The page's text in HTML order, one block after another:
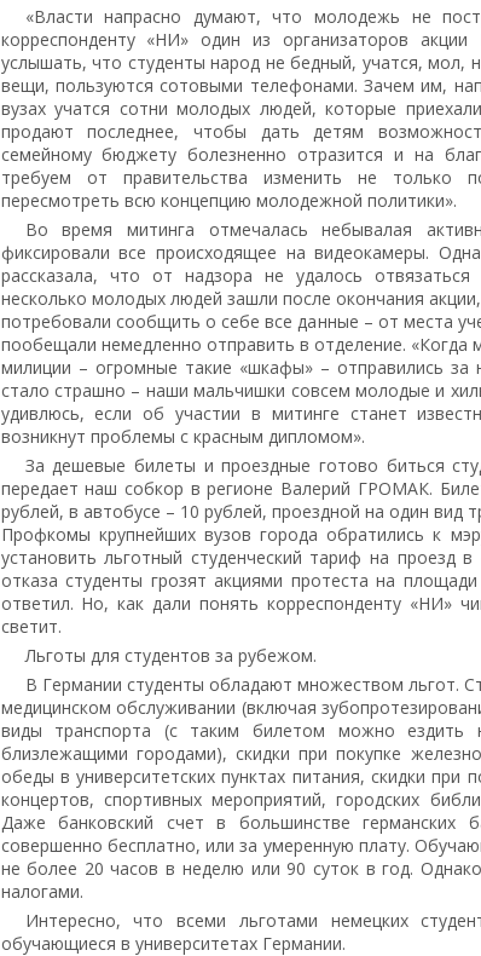
«Власти напрасно думают, что молодежь не
корреспонденту «НИ» один из организаторов
услышать, что студенты народ не бедный, учатся, мол,
вещи, пользуются сотовыми телефонами. Зачем им,
вузах учатся сотни молодых людей, которые
продают последнее, чтобы дать детям
семейному бюджету болезненно отразится и на
требуем от правительства изменить не только
пересмотреть всю концепцию молодежной политики».
Во время митинга отмечалась небывалая
фиксировали все происходящее на видеокамеры.
рассказала, что от надзора не удалось
несколько молодых людей зашли после окончания
потребовали сообщить о себе все данные – от места
пообещали немедленно отправить в отделение.
милиции – огромные такие «шкафы» – отправились
стало страшно – наши мальчишки совсем молодые и
удивлюсь, если об участии в митинге станет
возникнут проблемы с красным дипломом».
За дешевые билеты и проездные готово биться
передает наш собкор в регионе Валерий ГРОМАК.
рублей, в автобусе – 10 рублей, проездной на один вид
Профкомы крупнейших вузов города обратились к
установить льготный студенческий тариф на проезд
отказа студенты грозят акциями протеста на
ответил. Но, как дали понять корреспонденту «НИ»
светит.
Льготы для студентов за рубежом.
В Германии студенты обладают множеством льгот.
медицинском обслуживании (включая
виды транспорта (с таким билетом можно
близлежащими городами), скидки при покупке
обеды в университетских пунктах питания, скидки при
концертов, спортивных мероприятий, городских
Даже банковский счет в большинстве германских
совершенно бесплатно, или за умеренную плату.
не более 20 часов в неделю или 90 суток в год.
налогами.
Интересно, что всеми льготами немецких
обучающиеся в университетах Германии.